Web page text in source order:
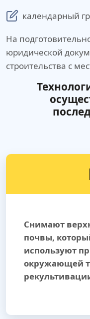
календарный
На
юридической
строительства с
Снимают
почвы,
используют
окружающей